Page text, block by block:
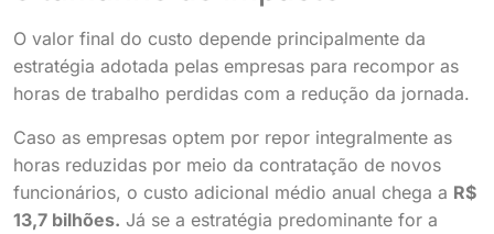
O valor final do custo depende principalmente da
estratégia adotada pelas empresas para recompor as
horas de trabalho perdidas com a redução da jornada.
Caso as empresas optem por repor integralmente as
horas reduzidas por meio da contratação de novos
funcionários, o custo adicional médio anual chega a R$
13,7 bilhões. Já se a estratégia predominante for a